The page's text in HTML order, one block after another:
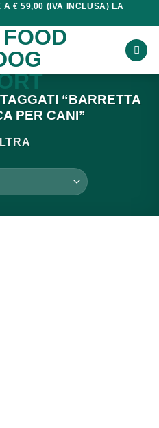
A € 59,00 (IVA INCLUSA) LA
“BARRETTA
PER CANI”